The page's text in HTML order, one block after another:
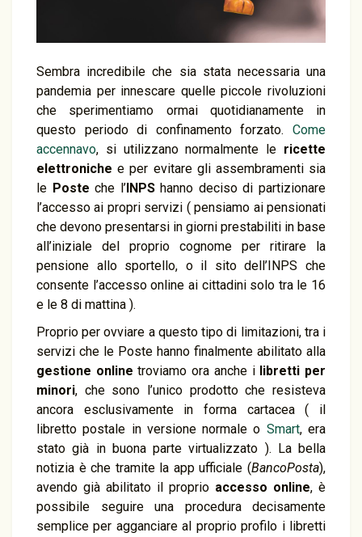
Sembra incredibile che sia stata necessaria una
pandemia per innescare quelle piccole rivoluzioni
che sperimentiamo ormai quotidianamente in
questo periodo di confinamento forzato. Come
accennavo, si utilizzano normalmente le ricette
elettroniche e per evitare gli assembramenti sia
le Poste che l’INPShanno deciso di partizionare
l’accesso ai propri servizi ( pensiamo ai pensionati
che devono presentarsi in giorni prestabiliti in base
all’iniziale del proprio cognome per ritirare la
pensione allo sportello, o il sito dell’INPS che
consente l’accesso online ai cittadini solo tra le 16
e le 8 di mattina ).
Proprio per ovviare a questo tipo di limitazioni, tra i
servizi che le Poste hanno finalmente abilitato alla
gestione online troviamo ora anche i libretti per
minori, che sono l’unico prodotto che resisteva
ancora esclusivamente in forma cartacea ( il
libretto postale in versione normale o Smart, era
stato già in buona parte virtualizzato ). La bella
notizia è che tramite la app ufficiale (BancoPosta),
avendo già abilitato il proprio accesso online, è
possibile seguire una procedura decisamente
semplice per agganciare al proprio profilo i libretti